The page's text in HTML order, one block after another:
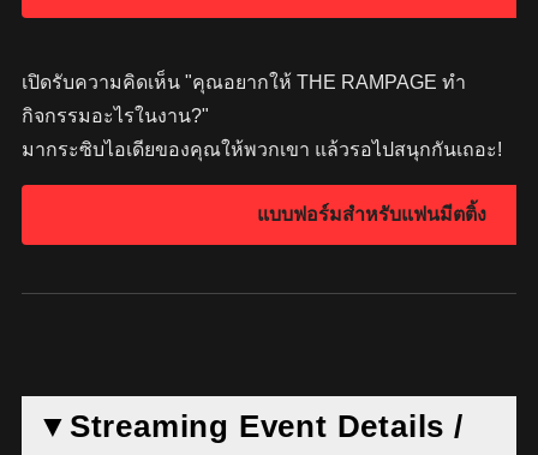
เปิดรับความคิดเห็น "คุณอยากให้ THE RAMPAGE ทำ
กิจกรรมอะไรในงาน?"
มากระซิบไอเดียของคุณให้พวกเขา แล้วรอไปสนุกกันเถอะ!
▼Streaming Event Details /